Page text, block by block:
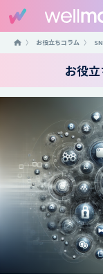
〉 お役立ちコラム 〉
お役